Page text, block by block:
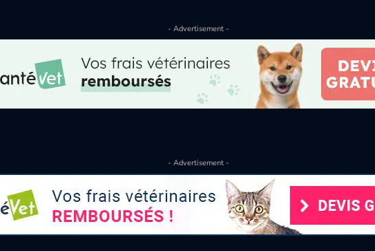
- Advertisement -
- Advertisement -